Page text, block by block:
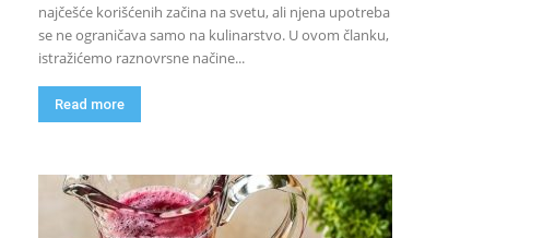
najčešće korišćenih začina na svetu, ali njena upotreba
se ne ograničava samo na kulinarstvo. U ovom članku,
istražićemo raznovrsne načine...
Read more